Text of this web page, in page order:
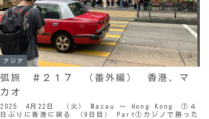
アジア
弧旅 ＃２１７ （番外編） 香港、マ
カオ
2025 4月22日 （火） Macau ～ Hong Kong ①４
日ぶりに香港に戻る （9日目） Part①カジノで勝った